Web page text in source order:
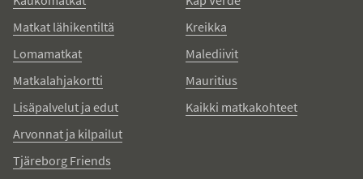
Matkat lähikentiltä
Lomamatkat
Matkalahjakortti
Lisäpalvelut ja edut
Arvonnat ja kilpailut
Tjäreborg Friends
Kreikka
Malediivit
Mauritius
Kaikki matkakohteet